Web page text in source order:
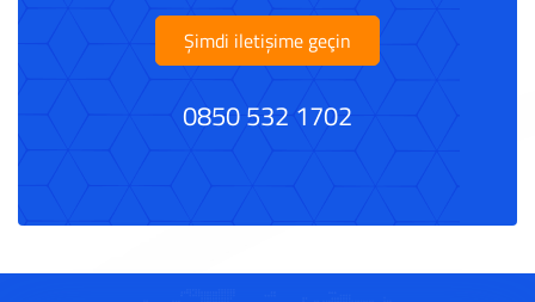
Şimdi iletişime geçin
0850 532 1702